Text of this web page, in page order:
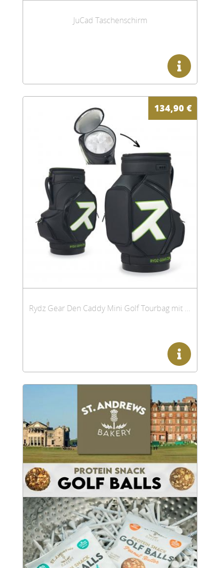
JuCad Taschenschirm
134,90 €
Rydz Gear Den Caddy Mini Golf Tourbag mit Getränkekühler